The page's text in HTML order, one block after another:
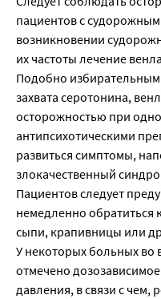
пациентов с
возникновении
их частоты лечение
Подобно
захвата серотонина,
осторожностью при
антипсихотическими
развиться симптомы,
злокачественный
Пациентов следует
немедленно обратиться
сыпи, крапивницы или
У некоторых больных во
отмечено
давления, в связи с чем,